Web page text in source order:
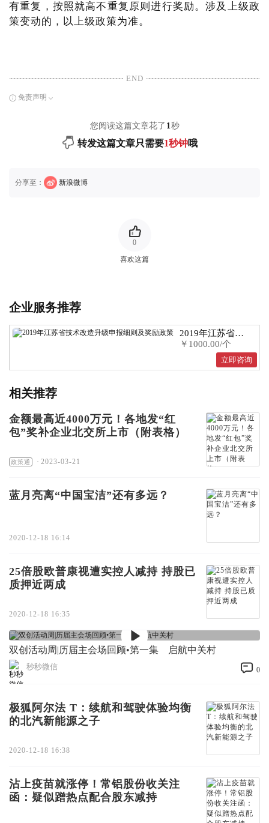
有重复，按照就高不重复原则进行奖励。涉及上级政
策变动的，以上级政策为准。
END
免责声明
您阅读这篇文章花了 1秒
转发这篇文章只需要1秒钟哦
分享至： 新浪微博
喜欢这篇
0
企业服务推荐
2019年江苏省技
术改造升级申报
细则及奖励政策
￥1000.00/个
立即咨询
相关推荐
金额最高近4000万元！各地发“红
包”奖补企业北交所上市（附表格）
政策通 · 2023-03-21
蓝月亮离“中国宝洁”还有多远？
2020-12-18 16:14
25倍股欧普康视遭实控人减持 持股已
质押近两成
2020-12-18 16:35
双创活动周|历届主会场回顾•第一集 启航中关村
秒秒微信 0
极狐阿尔法 T：续航和驾驶体验均衡
的北汽新能源之子
2020-12-18 16:38
沾上疫苗就涨停！常铝股份收关注
函：疑似蹭热点配合股东减持